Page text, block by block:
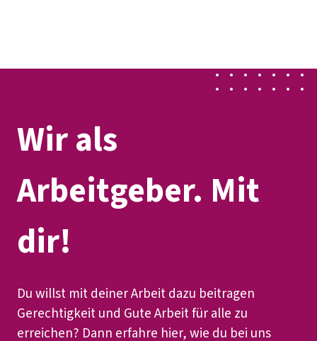
Mitmachen Politik
Wir als
Arbeitgeber. Mit
dir!
Du willst mit deiner Arbeit dazu beitragen
Gerechtigkeit und Gute Arbeit für alle zu
erreichen? Dann erfahre hier, wie du bei uns